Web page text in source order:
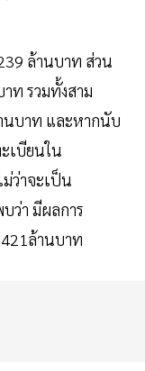
ล้านบาท ส่วน
ท รวมทั้งสาม
นบาท และหากนับ
เบียนใน
ว่าจะเป็น
ว่า มีผลการ
ล้านบาท